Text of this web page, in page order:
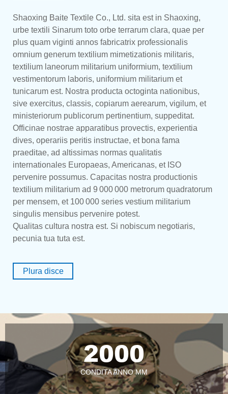
Shaoxing Baite Textile Co., Ltd. sita est in Shaoxing,
urbe textili Sinarum toto orbe terrarum clara, quae per
plus quam viginti annos fabricatrix professionalis
omnium generum textilium mimetizationis militaris,
textilium laneorum militarium uniformium, textilium
vestimentorum laboris, uniformium militarium et
tunicarum est. Nostra producta octoginta nationibus,
sive exercitus, classis, copiarum aerearum, vigilum, et
ministeriorum publicorum pertinentium, suppeditat.
Officinae nostrae apparatibus provectis, experientia
dives, operariis peritis instructae, et bona fama
praeditae, ad altissimas normas qualitatis
internationales Europaeas, Americanas, et ISO
pervenire possumus. Capacitas nostra productionis
textilium militarium ad 9 000 000 metrorum quadratorum
per mensem, et 100 000 series vestium militarium
singulis mensibus pervenire potest.
Qualitas cultura nostra est. Si nobiscum negotiaris,
pecunia tua tuta est.
Plura disce
2000
CONDITA ANNO MM